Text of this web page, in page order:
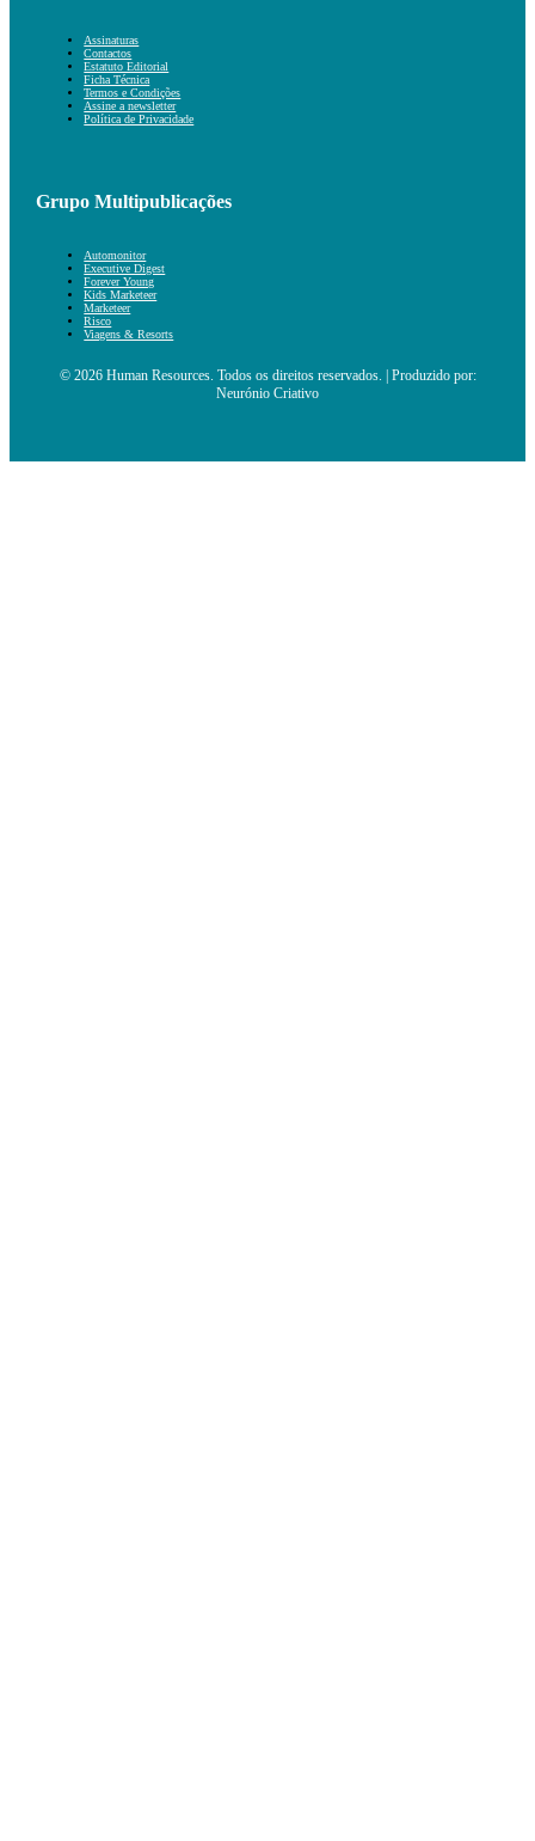
Assinaturas
Contactos
Estatuto Editorial
Ficha Técnica
Termos e Condições
Assine a newsletter
Política de Privacidade
Grupo Multipublicações
Automonitor
Executive Digest
Forever Young
Kids Marketeer
Marketeer
Risco
Viagens & Resorts
© 2026 Human Resources. Todos os direitos reservados. | Produzido por:
Neurónio Criativo